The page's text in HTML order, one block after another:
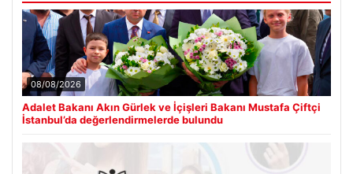
08/08/2026
Adalet Bakanı Akın Gürlek ve İçişleri Bakanı Mustafa Çiftçi
İstanbul’da değerlendirmelerde bulundu